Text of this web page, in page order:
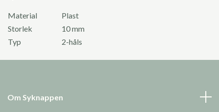
Material
Plast
Storlek
10 mm
Typ
2-håls
Om Syknappen